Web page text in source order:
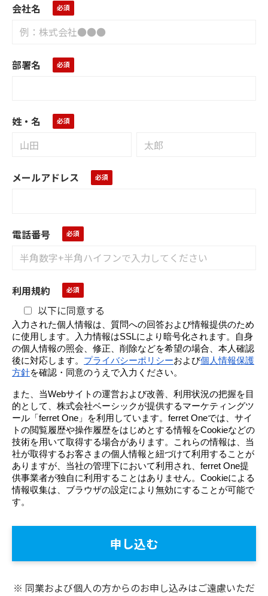
会社名
部署名
姓・名
メールアドレス
電話番号
利用規約
以下に同意する
入力された個人情報は、質問への回答および情報提供のため
に使用します。入力情報はSSLにより暗号化されます。自身
の個人情報の照会、修正、削除などを希望の場合、本人確認
後に対応します。 プライバシーポリシーおよび個人情報保護
方針を確認・同意のうえで入力ください。
また、当Webサイトの運営および改善、利用状況の把握を目
的として、株式会社ベーシックが提供するマーケティングツ
ール「ferret One」を利用しています。ferret Oneでは、サイ
トの閲覧履歴や操作履歴をはじめとする情報をCookieなどの
技術を用いて取得する場合があります。これらの情報は、当
社が取得するお客さまの個人情報と紐づけて利用することが
ありますが、当社の管理下において利用され、ferret One提
供事業者が独自に利用することはありません。Cookieによる
情報収集は、ブラウザの設定により無効にすることが可能で
す。
※ 同業および個人の方からのお申し込みはご遠慮いただ